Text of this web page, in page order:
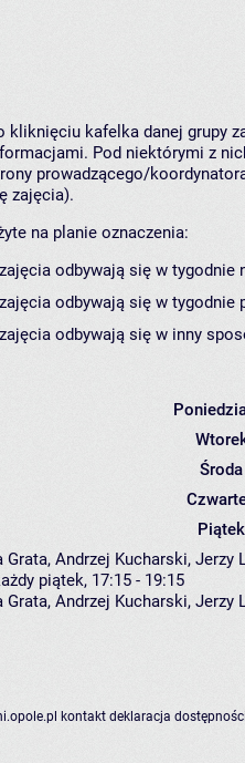
kliknięciu kafelka danej grupy
Pod niektórymi z
prowadzącego/
zajęcia).
na planie oznaczenia:
zajęcia odbywają się w tygodnie
zajęcia odbywają się w tygodnie
zajęcia odbywają się w inny
Środa
Piątek
Grata, Andrzej Kucharski,
piątek, 17:15 - 19:15
Grata, Andrzej Kucharski, Jerzy
kontakt deklaracja